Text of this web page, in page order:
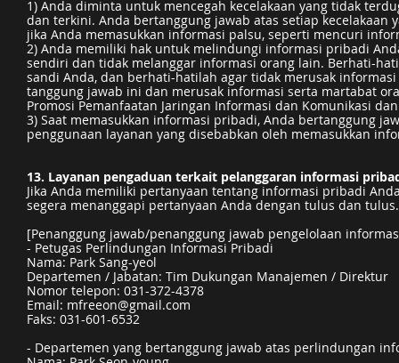
1) Anda diminta untuk mencegah kecelakaan yang tidak
dan terkini. Anda bertanggung jawab atas setiap
jika Anda memasukkan informasi palsu, seperti mencuri
2) Anda memiliki hak untuk melindungi informasi pribadi
sendiri dan tidak melanggar informasi orang lain. Berhati-
sandi Anda, dan berhati-hatilah agar tidak merusak
tanggung jawab ini dan merusak informasi serta martabat
Promosi Pemanfaatan Jaringan Informasi dan Komunikasi
3) Saat memasukkan informasi pribadi, Anda bertanggung
penggunaan layanan yang disebabkan oleh memasukkan
13. Layanan pengaduan terkait pelanggaran informasi
Jika Anda memiliki pertanyaan tentang informasi pribadi
segera menanggapi pertanyaan Anda dengan tulus dan tulus.
[Penanggung jawab/penanggung jawab pengelolaan
- Petugas Perlindungan Informasi Pribadi
Nama: Park Sang-yeol
Departemen / Jabatan: Tim Dukungan Manajemen / Direktur
Nomor telepon: 031-372-4378
Email: mfreeon@gmail.com
Faks: 031-601-6532
- Departemen yang bertanggung jawab atas perlindungan